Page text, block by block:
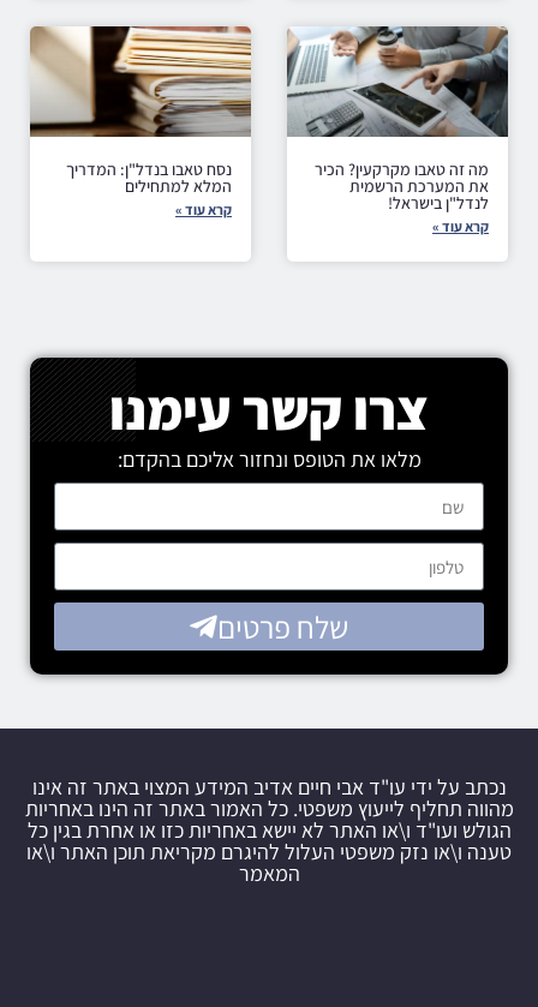
מה זה טאבו מקרקעין? הכיר
את המערכת הרשמית
לנדל"ן בישראל!
קרא עוד »
נסח טאבו בנדל"ן: המדריך
המלא למתחילים
קרא עוד »
צרו קשר עימנו
מלאו את הטופס ונחזור אליכם בהקדם:
שלח פרטים
נכתב על ידי עו"ד אבי חיים אדיב המידע המצוי באתר זה אינו
מהווה תחליף לייעוץ משפטי. כל האמור באתר זה הינו באחריות
הגולש ועו"ד ו\או האתר לא יישא באחריות כזו או אחרת בגין כל
טענה ו\או נזק משפטי העלול להיגרם מקריאת תוכן האתר ו\או
המאמר